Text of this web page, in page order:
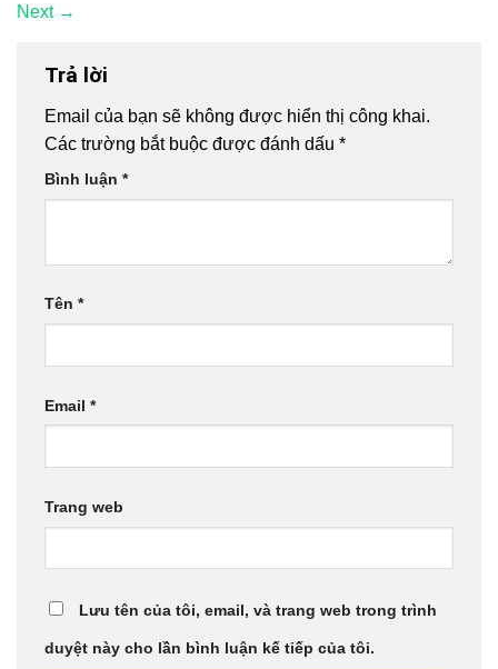
Next →
Trả lời
Email của bạn sẽ không được hiển thị công khai.
Các trường bắt buộc được đánh dấu *
Bình luận *
Tên *
Email *
Trang web
Lưu tên của tôi, email, và trang web trong trình
duyệt này cho lần bình luận kế tiếp của tôi.